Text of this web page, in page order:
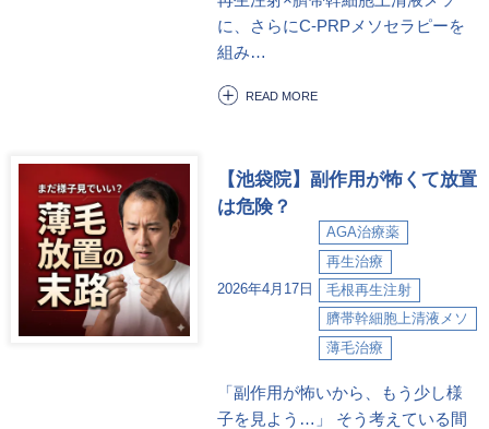
に、さらにC-PRPメソセラピーを
組み…
READ MORE
2026年4月17日
AGA治療薬
再生治療
毛根再生注射
臍帯幹細胞上清液メソ
薄毛治療
【池袋院】副作用が怖くて放置
は危険？
「副作用が怖いから、もう少し様
子を見よう…」 そう考えている間